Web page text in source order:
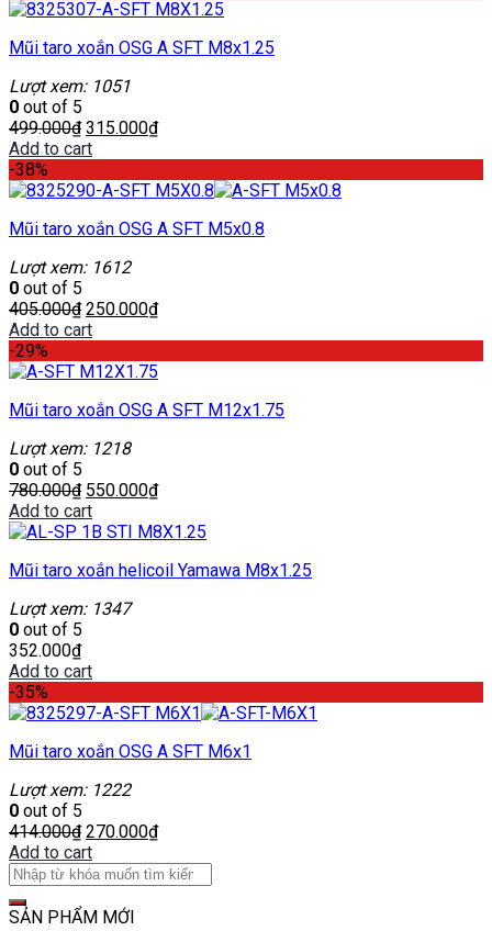
Mũi taro xoắn OSG A SFT M8x1.25
Lượt xem: 1051
0 out of 5
499.000₫ 315.000₫
Add to cart
-38%
Mũi taro xoắn OSG A SFT M5x0.8
Lượt xem: 1612
0 out of 5
405.000₫ 250.000₫
Add to cart
-29%
Mũi taro xoắn OSG A SFT M12x1.75
Lượt xem: 1218
0 out of 5
780.000₫ 550.000₫
Add to cart
Mũi taro xoắn helicoil Yamawa M8x1.25
Lượt xem: 1347
0 out of 5
352.000₫
Add to cart
-35%
Mũi taro xoắn OSG A SFT M6x1
Lượt xem: 1222
0 out of 5
414.000₫ 270.000₫
Add to cart
SẢN PHẨM MỚI